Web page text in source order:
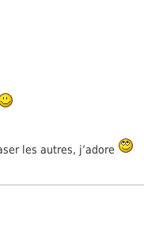
les autres, j’adore